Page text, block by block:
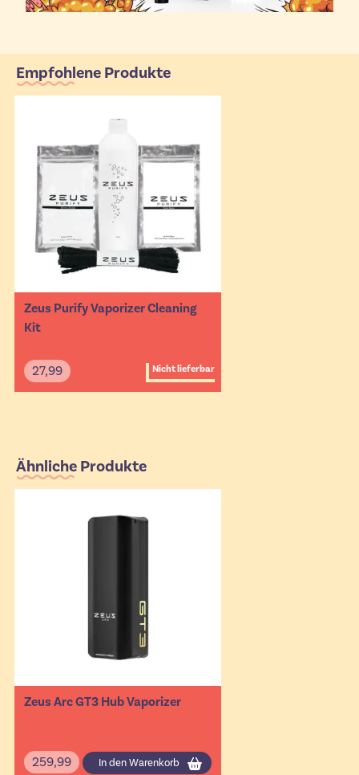
Empfohlene Produkte
Nicht lieferbar
Zeus Purify Vaporizer Cleaning
Kit
27,99
Ähnliche Produkte
Zeus Arc GT3 Hub Vaporizer
259,99 In den Warenkorb